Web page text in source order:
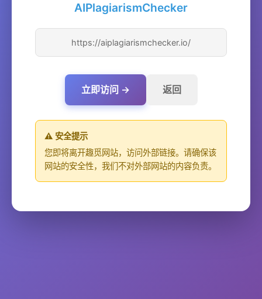
AIPlagiarismChecker
https://aiplagiarismchecker.io/
立即访问 → 返回
⚠️ 安全提示
您即将离开趣觅网站，访问外部链接。请确保该
网站的安全性，我们不对外部网站的内容负责。